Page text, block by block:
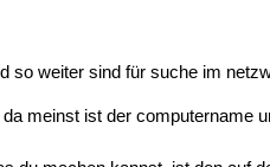
so weiter sind für suche im
meinst ist der computername